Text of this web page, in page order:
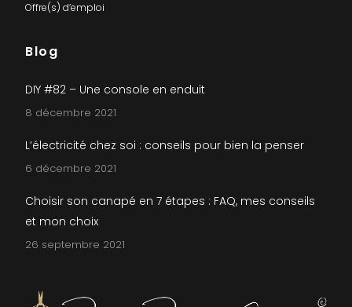
Offre(s) d’emploi
Blog
DIY #82 – Une console en enduit
8 décembre 2021
L’électricité chez soi : conseils pour bien la penser
6 décembre 2021
Choisir son canapé en 7 étapes : FAQ, mes conseils
et mon choix
26 septembre 2021